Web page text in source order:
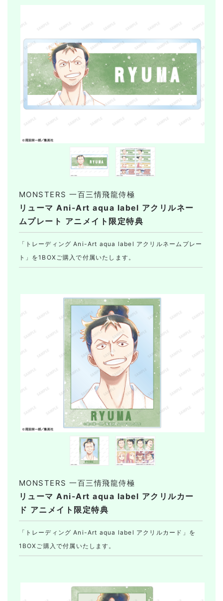
リューマ Ani-Art aqua label アクリルネー
ムプレート アニメイト限定特典
MONSTERS 一百三情飛龍侍極
「トレーディング Ani-Art aqua label アクリルネームプレー
ト」を1BOXご購入で付属いたします。
リューマ Ani-Art aqua label アクリルカー
ド アニメイト限定特典
MONSTERS 一百三情飛龍侍極
「トレーディング Ani-Art aqua label アクリルカード」を
1BOXご購入で付属いたします。